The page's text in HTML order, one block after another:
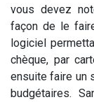
vous devez
façon de le
logiciel
chèque, par
ensuite faire un
budgétaires.